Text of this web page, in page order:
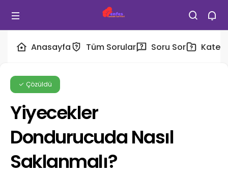
Anasayfa Tüm Sorular Soru Sor
Çözüldü
Yiyecekler
Dondurucuda Nasıl
Saklanmalı?